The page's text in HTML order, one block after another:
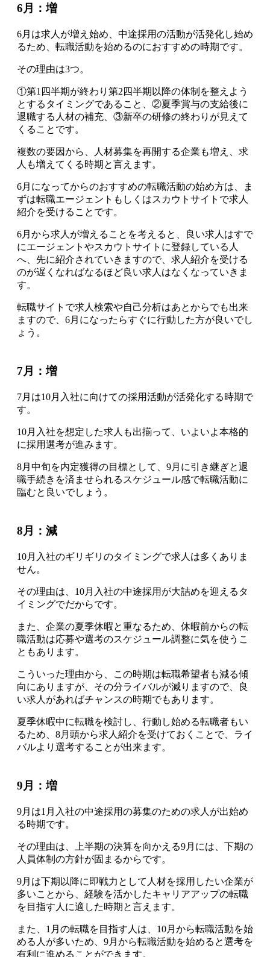
6月：増
6月は求人が増え始め、中途採用の活動が活発化し始め
るため、転職活動を始めるのにおすすめの時期です。
その理由は3つ。
①第1四半期が終わり第2四半期以降の体制を整えよう
とするタイミングであること、②夏季賞与の支給後に
退職する人材の補充、③新卒の研修の終わりが見えて
くることです。
複数の要因から、人材募集を再開する企業も増え、求
人も増えてくる時期と言えます。
6月になってからのおすすめの転職活動の始め方は、ま
ずは転職エージェントもしくはスカウトサイトで求人
紹介を受けることです。
6月から求人が増えることを考えると、良い求人はすで
にエージェントやスカウトサイトに登録している人
へ、先に紹介されていきますので、 求人紹介を受ける
のが遅くなればなるほど良い求人はなくなっていきま
す。
転職サイトで求人検索や自己分析はあとからでも出来
ますので、 6月になったらすぐに行動した方が良いでし
ょう 。
7月：増
7月は10月入社に向けての採用活動が活発化する時期で
す。
10月入社を想定した求人も出揃って、いよいよ本格的
に採用選考が進みます。
8月中旬を内定獲得の目標として、9月に引き継ぎと退
職手続きを済ませられるスケジュール感で転職活動に
臨むと良いでしょう。
8月：減
10月入社のギリギリのタイミングで求人は多くありま
せん。
その理由は、10月入社の中途採用が大詰めを迎えるタ
イミングでだからです。
また、企業の夏季休暇と重なるため、休暇前からの転
職活動は応募や選考のスケジュール調整に気を使うこ
ともあります。
こういった理由から、
この時期は転職希望者も減る傾
向にありますが、その分ライバルが減りますので、良
い求人があればチャンスの時期でもあります。
夏季休暇中に転職を検討し、行動し始める転職者もい
るため、8月頭から求人紹介を受けておくことで、ライ
バルより選考することが出来ます。
9月：増
9月は1月入社の中途採用の募集のための求人が出始め
る時期です。
その理由は、上半期の決算を向かえる9月には、下期の
人員体制の方針が固まるからです。
9月は下期以降に即戦力として人材を採用したい企業が
多いことから、経験を活かしたキャリアアップの転職
を目指す人に適した時期と言えます。
また、1月の転職を目指す人は、10月から転職活動を始
める人が多いため、9月から転職活動を始めると選考を
有利に進めることができます。